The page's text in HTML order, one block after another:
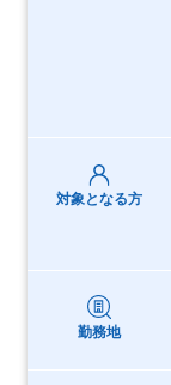
対象となる方
勤務地